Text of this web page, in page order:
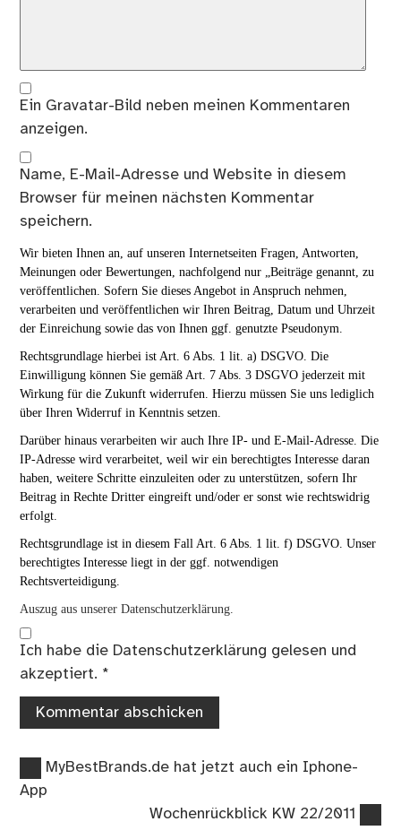
Ein Gravatar-Bild neben meinen Kommentaren
anzeigen.
Name, E-Mail-Adresse und Website in diesem
Browser für meinen nächsten Kommentar
speichern.
Wir bieten Ihnen an, auf unseren Internetseiten Fragen, Antworten,
Meinungen oder Bewertungen, nachfolgend nur „Beiträge genannt, zu
veröffentlichen. Sofern Sie dieses Angebot in Anspruch nehmen,
verarbeiten und veröffentlichen wir Ihren Beitrag, Datum und Uhrzeit
der Einreichung sowie das von Ihnen ggf. genutzte Pseudonym.
Rechtsgrundlage hierbei ist Art. 6 Abs. 1 lit. a) DSGVO. Die
Einwilligung können Sie gemäß Art. 7 Abs. 3 DSGVO jederzeit mit
Wirkung für die Zukunft widerrufen. Hierzu müssen Sie uns lediglich
über Ihren Widerruf in Kenntnis setzen.
Darüber hinaus verarbeiten wir auch Ihre IP- und E-Mail-Adresse. Die
IP-Adresse wird verarbeitet, weil wir ein berechtigtes Interesse daran
haben, weitere Schritte einzuleiten oder zu unterstützen, sofern Ihr
Beitrag in Rechte Dritter eingreift und/oder er sonst wie rechtswidrig
erfolgt.
Rechtsgrundlage ist in diesem Fall Art. 6 Abs. 1 lit. f) DSGVO. Unser
berechtigtes Interesse liegt in der ggf. notwendigen
Rechtsverteidigung.
Auszug aus unserer Datenschutzerklärung.
Ich habe die Datenschutzerklärung gelesen und
akzeptiert. *
Beitragsnavigation
Vorheriger
Beitrag:
MyBestBrands.de hat jetzt auch ein Iphone-
App
Nächster
Wochenrückblick KW 22/2011